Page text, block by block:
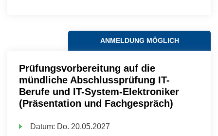
ANMELDUNG MÖGLICH
Prüfungsvorbereitung auf die
mündliche Abschlussprüfung IT-
Berufe und IT-System-Elektroniker
(Präsentation und Fachgespräch)
Datum: Do. 20.05.2027